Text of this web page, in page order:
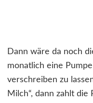
Dann wäre da noch
monatlich eine
verschreiben zu
Milch“, dann zahlt